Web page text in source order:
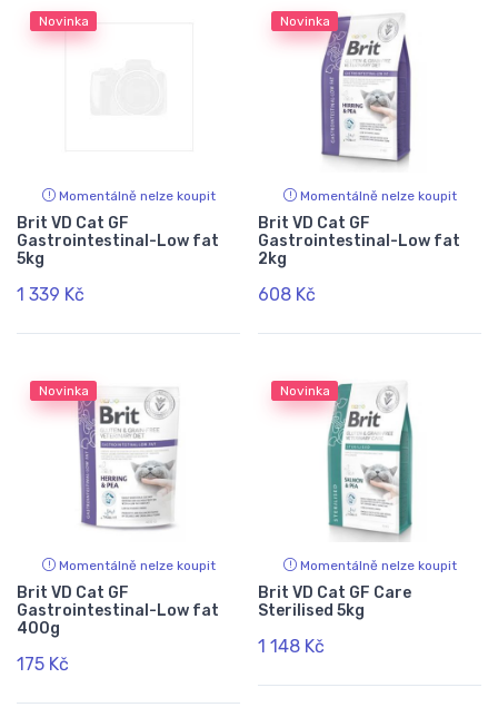
Novinka
Momentálně nelze koupit
Brit VD Cat GF
Gastrointestinal-Low fat
5kg
1 339 Kč
Novinka
Momentálně nelze koupit
Brit VD Cat GF
Gastrointestinal-Low fat
2kg
608 Kč
Novinka
Momentálně nelze koupit
Brit VD Cat GF
Gastrointestinal-Low fat
400g
175 Kč
Novinka
Momentálně nelze koupit
Brit VD Cat GF Care
Sterilised 5kg
1 148 Kč